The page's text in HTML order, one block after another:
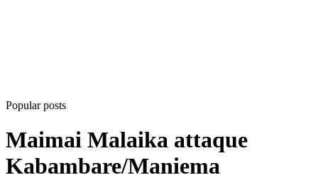
Popular posts
Maimai Malaika attaque
Kabambare/Maniema